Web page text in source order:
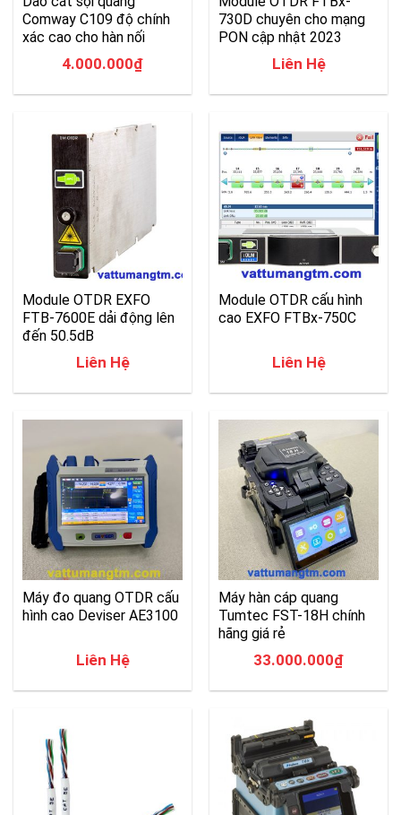
Comway C109 độ chính
xác cao cho hàn nối
4.000.000₫
730D chuyên cho mạng
PON cập nhật 2023
Liên Hệ
Module OTDR EXFO
FTB-7600E dải động lên
đến 50.5dB
Liên Hệ
Module OTDR cấu hình
cao EXFO FTBx-750C
Liên Hệ
Máy đo quang OTDR cấu
hình cao Deviser AE3100
Liên Hệ
Máy hàn cáp quang
Tumtec FST-18H chính
hãng giá rẻ
33.000.000₫